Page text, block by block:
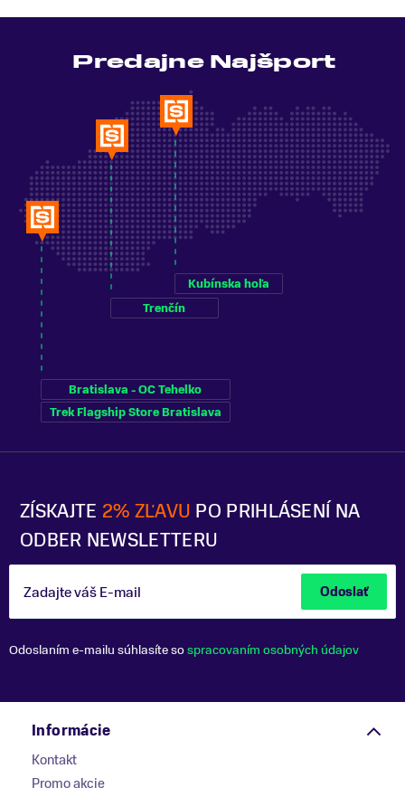
ZÍSKAJTE 2% ZĽAVU PO PRIHLÁSENÍ NA
ODBER NEWSLETTERU
Zadajte váš E-mail Odoslať
Odoslaním e-mailu súhlasíte sospracovaním osobných údajov
Predajne Najšport
Bratislava - OC Tehelko
Trek Flagship Store Bratislava
Trenčín
Kubínska hoľa
Informácie
Kontakt
Promo akcie